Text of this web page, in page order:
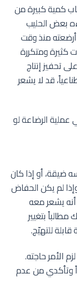
كمية كبيرة من
بعض الحليب
أرضعته منذ وقت
ومتكررة
تحفيز إنتاج
قد لا يشعر
عملية الرضاعة لو
ضيقة، أو إذا كان
لم يكن الحفاض
أنه يشعر معه
بتغيير
للتهيّج.
الأمر حاجته.
وتأكدي من عدم